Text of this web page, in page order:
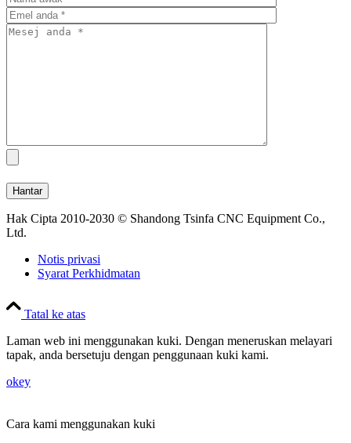
Hak Cipta 2010-2030 © Shandong Tsinfa CNC Equipment Co.,
Ltd.
Notis privasi
Syarat Perkhidmatan
Tatal ke atas
Laman web ini menggunakan kuki. Dengan meneruskan melayari
tapak, anda bersetuju dengan penggunaan kuki kami.
okey
Cara kami menggunakan kuki